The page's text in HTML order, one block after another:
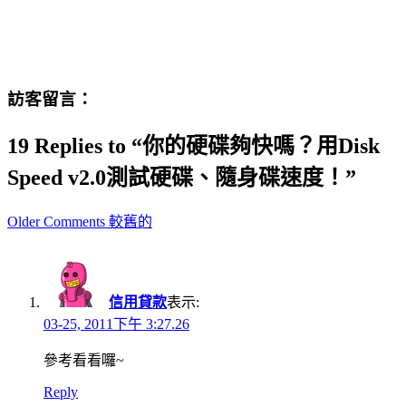
訪客留言：
19 Replies to “你的硬碟夠快嗎？用Disk
Speed v2.0測試硬碟、隨身碟速度！”
Comment
Older Comments 較舊的
信用貸款表示:
03-25, 2011下午 3:27.26
參考看看囉~
Reply